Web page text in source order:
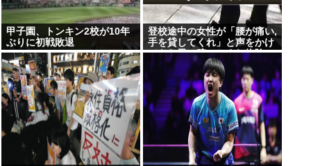
甲子園、トンキン2校が10年
ぶりに初戦敗退
登校途中の女性が「腰が痛い,
手を貸してくれ」と声をかけ
てきた男に腕つかまれ物陰に
連れ込まれる 仙台